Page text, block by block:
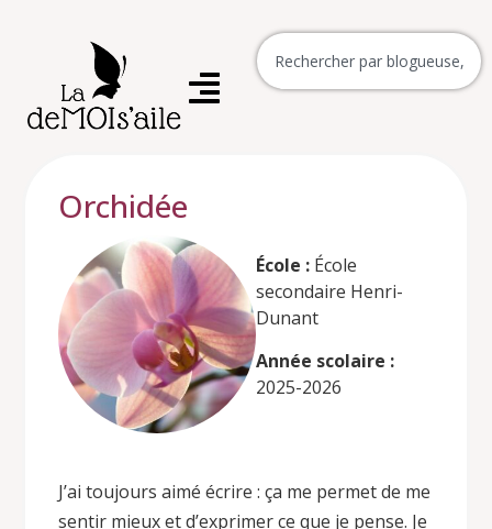
Orchidée
École : École
secondaire Henri-
Dunant
Année scolaire :
2025-2026
J’ai toujours aimé écrire : ça me permet de me
sentir mieux et d’exprimer ce que je pense. Je